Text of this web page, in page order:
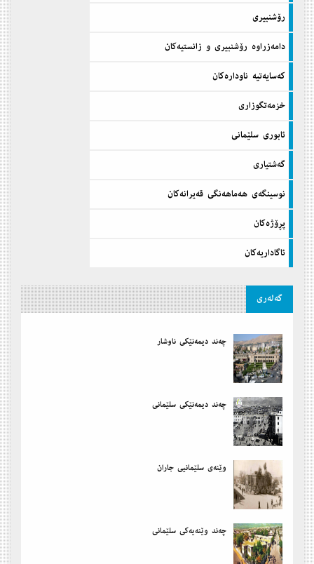
رۆشنبیری
دامه‌زراوه‌ رۆشنبیری و زانستیه‌كان
كه‌سایه‌تیه‌ ناوداره‌كان
خزمه‌تگوزاری
ئابوری سلێمانی
گه‌شتیاری
نوسینگه‌ی هه‌ماهه‌نگی قه‌یرانه‌كان
پڕۆژه‌كان
ئاگاداریه‌كان
گه‌له‌ری
چەند دیمەنێكی ناوشار
چەند دیمەنێكی سلێمانی
وێنەی سلێمانیی جاران
چەند وێنەیەكی سلێمانی